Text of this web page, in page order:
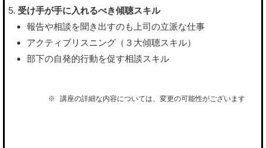
受け手が手に入れるべき傾聴スキル
報告や相談を聞き出すのも上司の立派な仕事
アクティブリスニング（３大傾聴スキル）
部下の自発的行動を促す相談スキル
講座の詳細な内容については、変更の可能性がございます